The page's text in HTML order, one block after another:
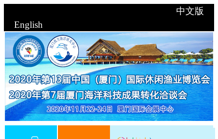
中文版
English